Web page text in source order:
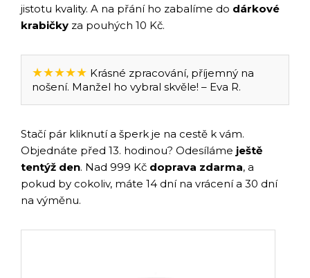
jistotu kvality. A na přání ho zabalíme do dárkové
krabičky za pouhých 10 Kč.
★★★★★ Krásné zpracování, příjemný na
nošení. Manžel ho vybral skvěle! – Eva R.
Stačí pár kliknutí a šperk je na cestě k vám.
Objednáte před 13. hodinou? Odesíláme ještě
tentýž den. Nad 999 Kč doprava zdarma, a
pokud by cokoliv, máte 14 dní na vrácení a 30 dní
na výměnu.